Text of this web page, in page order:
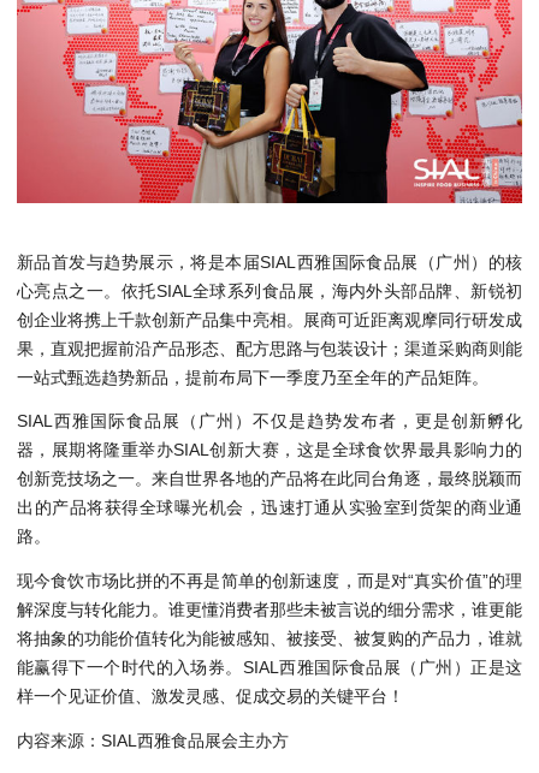
新品首发与趋势展示，将是本届SIAL西雅国际食品展（广州）的核
心亮点之一。依托SIAL全球系列食品展，海内外头部品牌、新锐初
创企业将携上千款创新产品集中亮相。展商可近距离观摩同行研发成
果，直观把握前沿产品形态、配方思路与包装设计；渠道采购商则能
一站式甄选趋势新品，提前布局下一季度乃至全年的产品矩阵。
SIAL西雅国际食品展（广州）不仅是趋势发布者，更是创新孵化
器，展期将隆重举办SIAL创新大赛，这是全球食饮界最具影响力的
创新竞技场之一。来自世界各地的产品将在此同台角逐，最终脱颖而
出的产品将获得全球曝光机会，迅速打通从实验室到货架的商业通
路。
现今食饮市场比拼的不再是简单的创新速度，而是对“真实价值”的理
解深度与转化能力。谁更懂消费者那些未被言说的细分需求，谁更能
将抽象的功能价值转化为能被感知、被接受、被复购的产品力，谁就
能赢得下一个时代的入场券。SIAL西雅国际食品展（广州）正是这
样一个见证价值、激发灵感、促成交易的关键平台！
内容来源：SIAL西雅食品展会主办方